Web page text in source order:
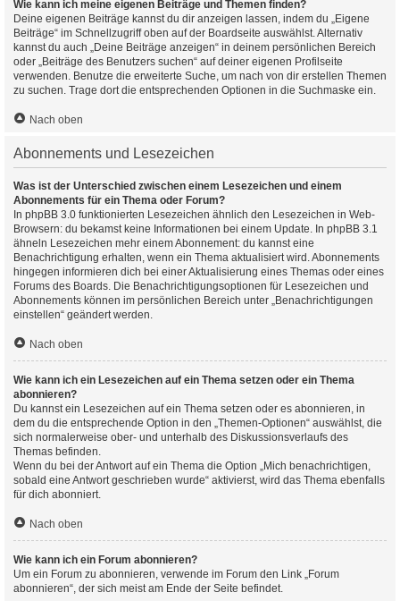
Wie kann ich meine eigenen Beiträge und Themen finden?
Deine eigenen Beiträge kannst du dir anzeigen lassen, indem du „Eigene
Beiträge“ im Schnellzugriff oben auf der Boardseite auswählst. Alternativ
kannst du auch „Deine Beiträge anzeigen“ in deinem persönlichen Bereich
oder „Beiträge des Benutzers suchen“ auf deiner eigenen Profilseite
verwenden. Benutze die erweiterte Suche, um nach von dir erstellen Themen
zu suchen. Trage dort die entsprechenden Optionen in die Suchmaske ein.
Nach oben
Abonnements und Lesezeichen
Was ist der Unterschied zwischen einem Lesezeichen und einem
Abonnements für ein Thema oder Forum?
In phpBB 3.0 funktionierten Lesezeichen ähnlich den Lesezeichen in Web-
Browsern: du bekamst keine Informationen bei einem Update. In phpBB 3.1
ähneln Lesezeichen mehr einem Abonnement: du kannst eine
Benachrichtigung erhalten, wenn ein Thema aktualisiert wird. Abonnements
hingegen informieren dich bei einer Aktualisierung eines Themas oder eines
Forums des Boards. Die Benachrichtigungsoptionen für Lesezeichen und
Abonnements können im persönlichen Bereich unter „Benachrichtigungen
einstellen“ geändert werden.
Nach oben
Wie kann ich ein Lesezeichen auf ein Thema setzen oder ein Thema
abonnieren?
Du kannst ein Lesezeichen auf ein Thema setzen oder es abonnieren, in
dem du die entsprechende Option in den „Themen-Optionen“ auswählst, die
sich normalerweise ober- und unterhalb des Diskussionsverlaufs des
Themas befinden.
Wenn du bei der Antwort auf ein Thema die Option „Mich benachrichtigen,
sobald eine Antwort geschrieben wurde“ aktivierst, wird das Thema ebenfalls
für dich abonniert.
Nach oben
Wie kann ich ein Forum abonnieren?
Um ein Forum zu abonnieren, verwende im Forum den Link „Forum
abonnieren“, der sich meist am Ende der Seite befindet.